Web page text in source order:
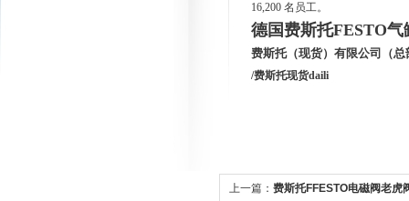
16,200 名员工。
德国费斯托FESTO气
费斯托（现货）有限公司（总
/费斯托现货daili
上一篇： 费斯托FFESTO电磁阀老虎